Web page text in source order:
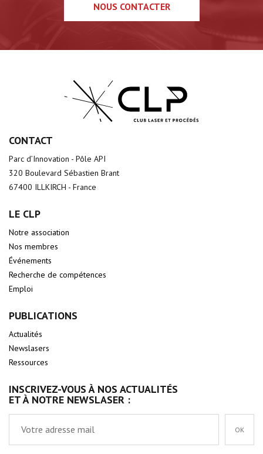
NOUS CONTACTER
CONTACT
Parc d’Innovation - Pôle API
320 Boulevard Sébastien Brant
67400 ILLKIRCH - France
LE CLP
Notre association
Nos membres
Événements
Recherche de compétences
Emploi
PUBLICATIONS
Actualités
Newslasers
Ressources
INSCRIVEZ-VOUS À NOS ACTUALITÉS
ET À NOTRE NEWSLASER :
OK